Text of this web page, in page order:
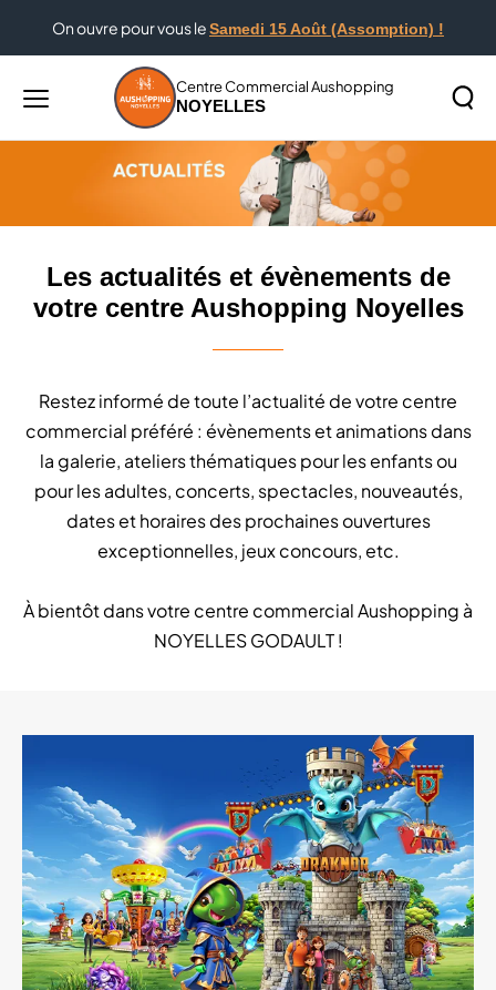
On ouvre pour vous leSamedi 15 Août (Assomption) !
Menu
principal
Centre Commercial Aushopping
NOYELLES
site
Accueil
Les actualités et évènements de votre centre
Aushopping Noyelles
Les actualités et évènements de
votre centre Aushopping Noyelles
Restez informé de toute l’actualité de votre centre
commercial préféré : évènements et animations dans
la galerie, ateliers thématiques pour les enfants ou
pour les adultes, concerts, spectacles, nouveautés,
dates et horaires des prochaines ouvertures
exceptionnelles, jeux concours, etc.
À bientôt dans votre centre commercial Aushopping à
NOYELLES GODAULT !